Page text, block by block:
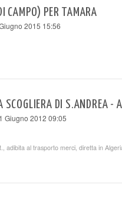
CAMPO) PER TAMARA
2015 15:56
SCOGLIERA DI S.ANDREA -
Giugno 2012 09:05
adibita al trasporto merci, diretta in